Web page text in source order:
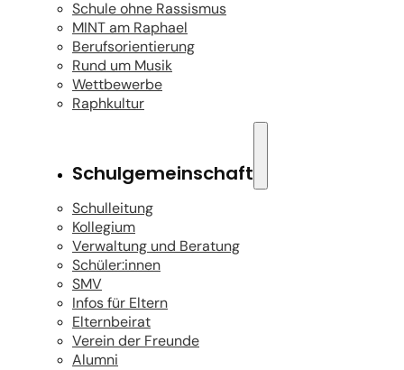
Schule ohne Rassismus
MINT am Raphael
Berufsorientierung
Rund um Musik
Wettbewerbe
Raphkultur
Schulgemeinschaft
Schulleitung
Kollegium
Verwaltung und Beratung
Schüler:innen
SMV
Infos für Eltern
Elternbeirat
Verein der Freunde
Alumni